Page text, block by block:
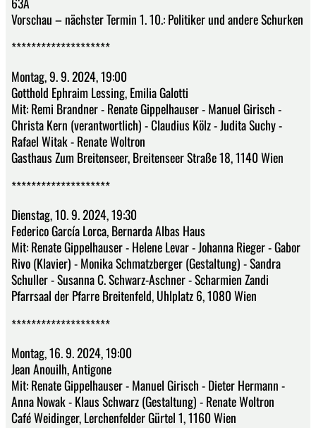
Vorschau – nächster Termin 1. 10.: Politiker und andere Schurken
********************
Montag, 9. 9. 2024, 19:00
Gotthold Ephraim Lessing, Emilia Galotti
Mit: Remi Brandner - Renate Gippelhauser - Manuel Girisch -
Christa Kern (verantwortlich) - Claudius Kölz - Judita Suchy -
Rafael Witak - Renate Woltron
Gasthaus Zum Breitenseer, Breitenseer Straße 18, 1140 Wien
********************
Dienstag, 10. 9. 2024, 19:30
Federico García Lorca, Bernarda Albas Haus
Mit: Renate Gippelhauser - Helene Levar - Johanna Rieger - Gabor
Rivo (Klavier) - Monika Schmatzberger (Gestaltung) - Sandra
Schuller - Susanna C. Schwarz-Aschner - Scharmien Zandi
Pfarrsaal der Pfarre Breitenfeld, Uhlplatz 6, 1080 Wien
********************
Montag, 16. 9. 2024, 19:00
Jean Anouilh, Antigone
Mit: Renate Gippelhauser - Manuel Girisch - Dieter Hermann -
Anna Nowak - Klaus Schwarz (Gestaltung) - Renate Woltron
Café Weidinger, Lerchenfelder Gürtel 1, 1160 Wien